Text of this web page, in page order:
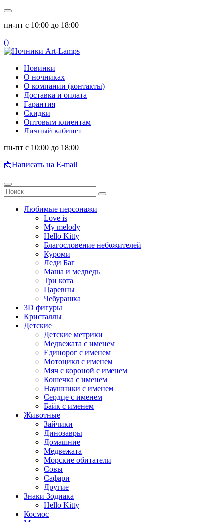
пн-пт с 10:00 до 18:00
()
Новинки
О ночниках
О компании (контакты)
Доставка и оплата
Гарантия
Скидки
Оптовым клиентам
Личный кабинет
пн-пт с 10:00 до 18:00
📩Написать на E-mail
Любимые персонажи
Love is
My melody
Hello Kitty
Благословение небожителей
Куроми
Леди Баг
Маша и медведь
Три кота
Царевны
Чебурашка
3D фигуры
Кристаллы
Детские
Детские метрики
Медвежата с именем
Единорог с именем
Мотоцикл с именем
Мяч с короной с именем
Кошечка с именем
Наушники с именем
Сердце с именем
Байк с именем
Животные
Зайчики
Динозавры
Домашние
Медвежата
Морские обитатели
Совы
Сафари
Другие
Знаки Зодиака
Hello Kitty
Космос